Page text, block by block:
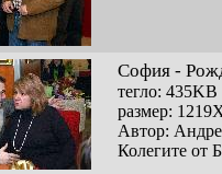
София -
тегло: 435KB
размер:
Автор:
Колегите от